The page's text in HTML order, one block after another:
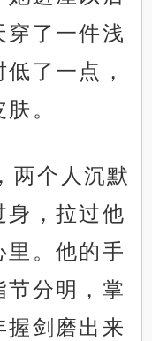
穿了一件浅
了一点，
。
两个人沉默
身，拉过他
里。他的手
节分明，掌
握剑磨出来